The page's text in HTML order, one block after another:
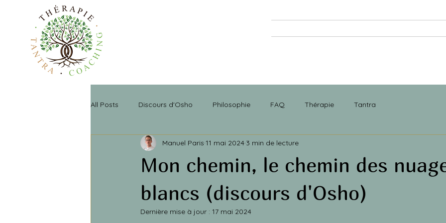
All Posts Discours d'Osho Philosophie FAQ Thérapie Tantra
Mon chemin, le chemin des
blancs (discours d'Osho)
Manuel Paris 11 mai 2024 3 min de lecture
Dernière mise à jour : 17 mai 2024